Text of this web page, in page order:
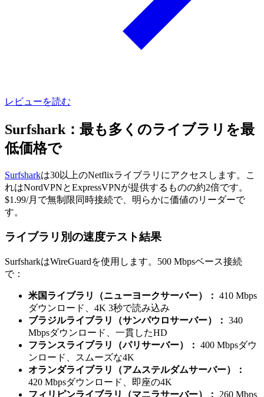
レビューを読む
Surfshark：最も多くのライブラリを最
低価格で
Surfsharkは30以上のNetflixライブラリにアクセスします。こ
れはNordVPNとExpressVPNが提供するものの約2倍です。
$1.99/月で無制限同時接続で、明らかに価値のリーダーで
す。
ライブラリ別の速度テスト結果
SurfsharkはWireGuardを使用します。500 Mbpsベース接続
で：
米国ライブラリ（ニューヨークサーバー）： 410 Mbps
ダウンロード、4K 3秒で読み込み
ブラジルライブラリ（サンパウロサーバー）： 340
Mbpsダウンロード、一貫したHD
フランスライブラリ（パリサーバー）： 400 Mbpsダウ
ンロード、スムーズな4K
オランダライブラリ（アムステルダムサーバー）：
420 Mbpsダウンロード、即座の4K
フィリピンライブラリ（マニラサーバー）：
260 Mbps